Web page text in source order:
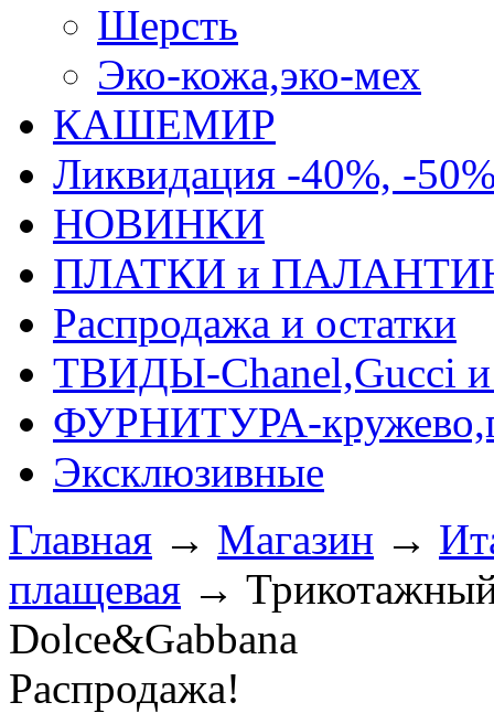
Шерсть
Эко-кожа,эко-мех
КАШЕМИР
Ликвидация -40%, -
НОВИНКИ
ПЛАТКИ и
Распродажа и остатки
ТВИДЫ-Сhanel,Gucci и
ФУРНИТУРА-
Эксклюзивные
Главная → Магазин →
плащевая →
Dolce&Gabbana
Распродажа!